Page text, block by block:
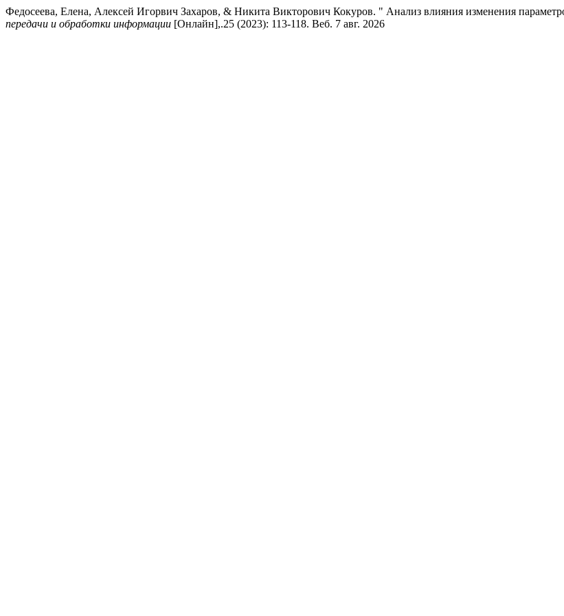
Федосеева, Елена, Алексей Игорвич Захаров, & Никита Викторович Кокуров. " Анализ влияния изменения
передачи и обработки информации [Онлайн],.25 (2023): 113-118. Веб. 7 авг. 2026